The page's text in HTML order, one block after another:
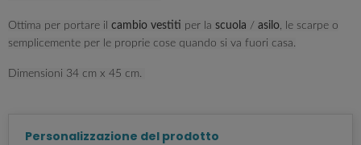
Ottima per portare il cambio vestiti per la scuola / asilo , le scarpe o
semplicemente per le proprie cose quando si va fuori casa.
Dimensioni 34 cm x 45 cm.
Personalizzazione del prodotto